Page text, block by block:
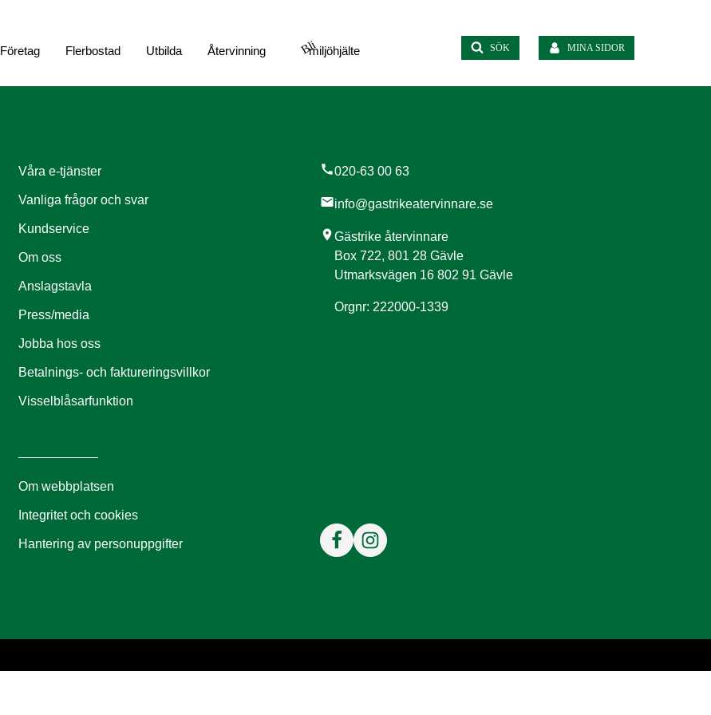
Företag Flerbostad Utbilda Återvinning Blimiljöhjälte SÖK MINA SIDOR
Våra e-tjänster
Vanliga frågor och svar
Kundservice
Om oss
Anslagstavla
Press/media
Jobba hos oss
Betalnings- och faktureringsvillkor
Visselblåsarfunktion
Om webbplatsen
Integritet och cookies
Hantering av personuppgifter
call020-63 00 63
mailinfo@gastrikeatervinnare.se
location_onGästrike återvinnare
Box 722, 801 28 Gävle
Utmarksvägen 16 802 91 Gävle
Orgnr: 222000-1339